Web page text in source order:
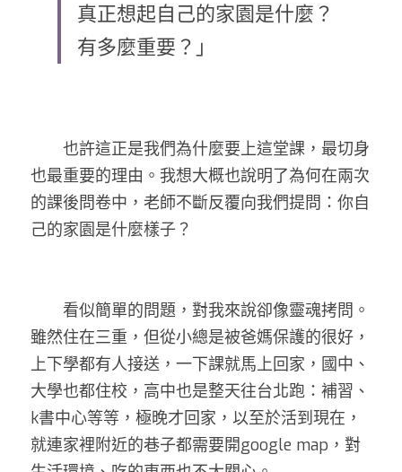
真正想起自己的家園是什麼？
有多麼重要？」
也許這正是我們為什麼要上這堂課，最切身
也最重要的理由。我想大概也說明了為何在兩次
的課後問卷中，老師不斷反覆向我們提問：你自
己的家園是什麼樣子？
看似簡單的問題，對我來說卻像靈魂拷問。
雖然住在三重，但從小總是被爸媽保護的很好，
上下學都有人接送，一下課就馬上回家，國中、
大學也都住校，高中也是整天往台北跑：補習、
k書中心等等，極晚才回家，以至於活到現在，
就連家裡附近的巷子都需要開google map，對